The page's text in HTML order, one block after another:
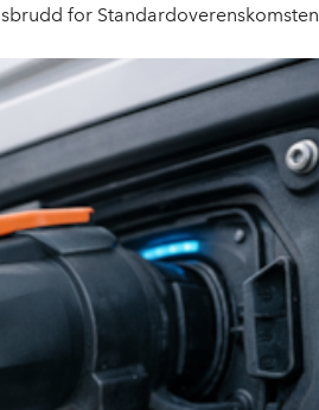
for Standardoverenskomsten